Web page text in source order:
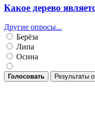
Какое дерево
Другие опросы...
Берёза
Липа
Осина
Голосовать Результаты